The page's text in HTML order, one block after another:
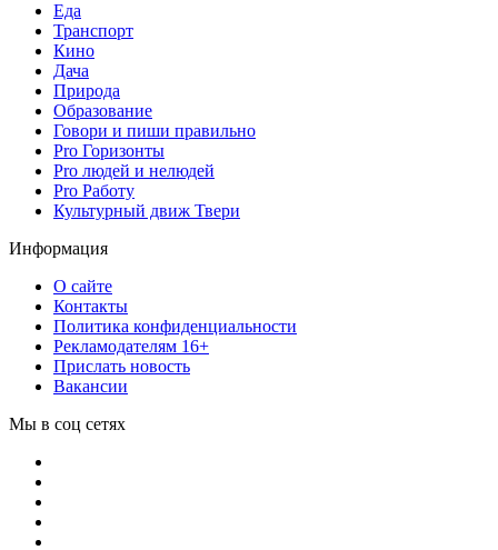
Еда
Транспорт
Кино
Дача
Природа
Образование
Говори и пиши правильно
Pro Горизонты
Pro людей и нелюдей
Pro Работу
Культурный движ Твери
Информация
О сайте
Контакты
Политика конфиденциальности
Рекламодателям 16+
Прислать новость
Вакансии
Мы в соц сетях